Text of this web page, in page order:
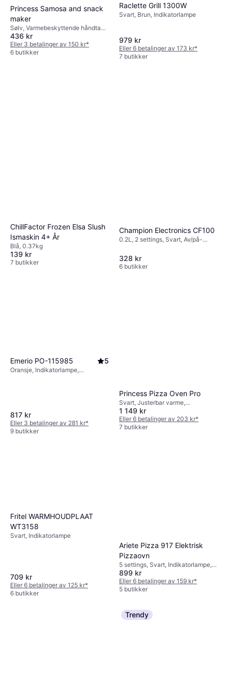
Princess Samosa and snack
maker
Sølv, Varmebeskyttende håndtak,
Indikatorlampe, Non-stick belegg
436 kr
Eller 3 betalinger av 150 kr*
6 butikker
Raclette Grill 1300W
Svart, Brun, Indikatorlampe
979 kr
Eller 6 betalinger av 173 kr*
7 butikker
ChillFactor Frozen Elsa Slush
Ismaskin 4+ År
Blå, 0.37kg
139 kr
7 butikker
Champion Electronics CF100
0.2L, 2 settings, Svart, Av/på-
Justerbar varme, Indikatorlampe
328 kr
6 butikker
Emerio PO-115985 5
Oransje, Indikatorlampe,
817 kr
Eller 3 betalinger av 281 kr*
9 butikker
Princess Pizza Oven Pro
Svart, Justerbar varme,
Varmebeskyttende håndtak,
Indikatorlampe, Avtagbar plate,
Gummifot, 4.22kg
1 149 kr
Eller 6 betalinger av 203 kr*
7 butikker
Fritel WARMHOUDPLAAT
WT3158
Svart, Indikatorlampe
709 kr
Eller 6 betalinger av 125 kr*
6 butikker
Ariete Pizza 917 Elektrisk
Pizzaovn
5 settings, Svart, Indikatorlampe,
Non-stick belegg, Gummifot,
3.9kg
899 kr
Eller 6 betalinger av 159 kr*
5 butikker
Trendy